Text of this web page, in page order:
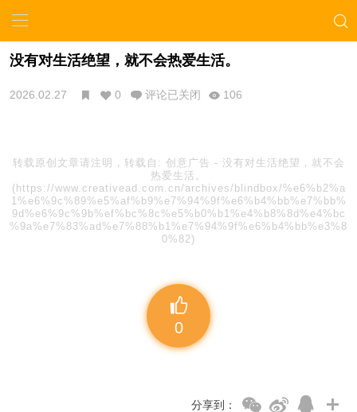
没有对生活绝望，就不会热爱生活。
2026.02.27 0 评论已关闭 106
转载原创文章请注明，转载自: 创意广告 - 没有对生活绝望，就不会
热爱生活。
(https://www.creativead.com.cn/archives/blindbox/%e6%b2%a
1%e6%9c%89%e5%af%b9%e7%94%9f%e6%b4%bb%e7%bb%
9d%e6%9c%9b%ef%bc%8c%e5%b0%b1%e4%b8%8d%e4%bc
%9a%e7%83%ad%e7%88%b1%e7%94%9f%e6%b4%bb%e3%8
0%82)
0
分享到：